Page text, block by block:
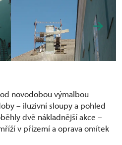
novodobou výmalbou
– iluzivní sloupy a pohled
dvě nákladnější akce –
v přízemí a oprava omítek